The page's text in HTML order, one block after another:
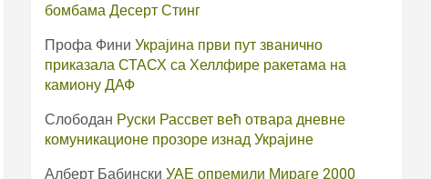
бомбама Десерт Стинг
Профа Фини Украјина први пут званично
приказала СТАСХ са Хеллфире ракетама на
камиону ДАФ
Слободан Руски Рассвет већ отвара дневне
комуникационе прозоре изнад Украјине
Алберт Бабински УАЕ опремили Мираге 2000